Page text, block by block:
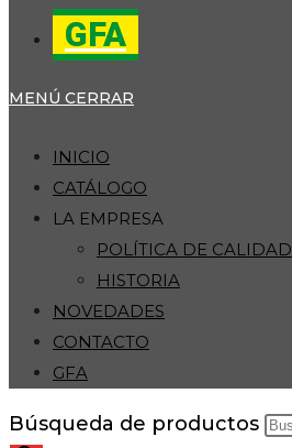
GFA
MENÚ CERRAR
INICIO
CATÁLOGO
LA EMPRESA
POLÍTICA DE CALIDAD
HISTORIA
NOVEDADES
CONTACTO
GFA
Búsqueda de productos